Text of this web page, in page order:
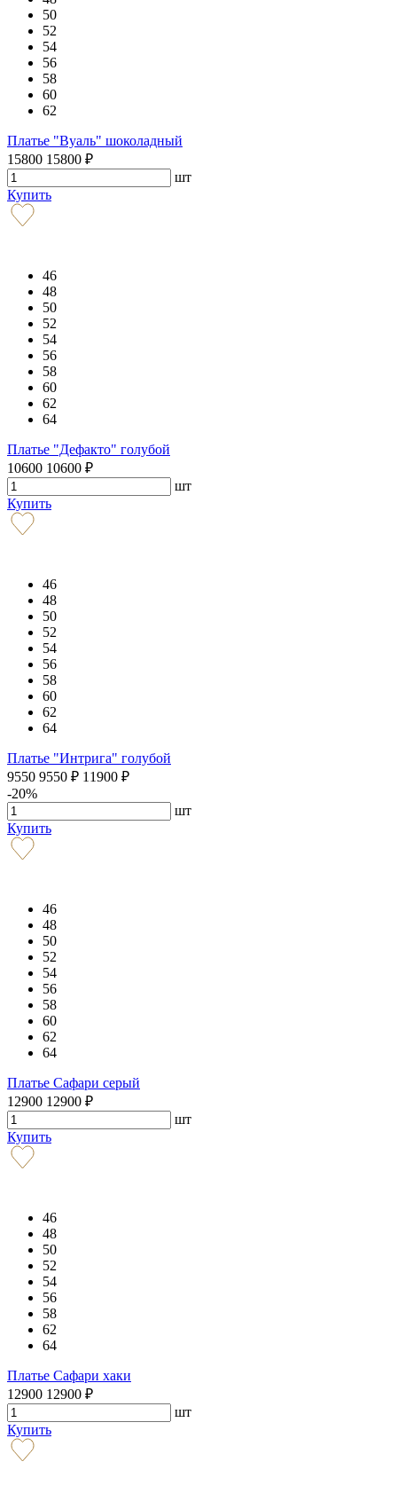
50
52
54
56
58
60
62
Платье "Вуаль" шоколадный
15800 15800 ₽
шт
Купить
46
48
50
52
54
56
58
60
62
64
Платье "Дефакто" голубой
10600 10600 ₽
шт
Купить
46
48
50
52
54
56
58
60
62
64
Платье "Интрига" голубой
9550 9550 ₽ 11900 ₽
-20%
шт
Купить
46
48
50
52
54
56
58
60
62
64
Платье Сафари серый
12900 12900 ₽
шт
Купить
46
48
50
52
54
56
58
62
64
Платье Сафари хаки
12900 12900 ₽
шт
Купить